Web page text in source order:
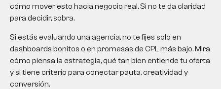
cómo mover esto hacia negocio real. Si no te da claridad
para decidir, sobra.
Si estás evaluando una agencia, no te fijes solo en
dashboards bonitos o en promesas de CPL más bajo. Mira
cómo piensa la estrategia, qué tan bien entiende tu oferta
y si tiene criterio para conectar pauta, creatividad y
conversión.